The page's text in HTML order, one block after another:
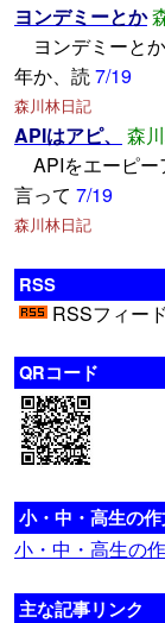
ヨンデミーとか
ヨンデミーと
年か、読7/19
森川林日記
APIはアピ、
森
APIをエーピー
言って 7/19
森川林日記
RSS
RSSフィード
QRコード
小・中・高生の
小・中・高生の
主な記事リンク